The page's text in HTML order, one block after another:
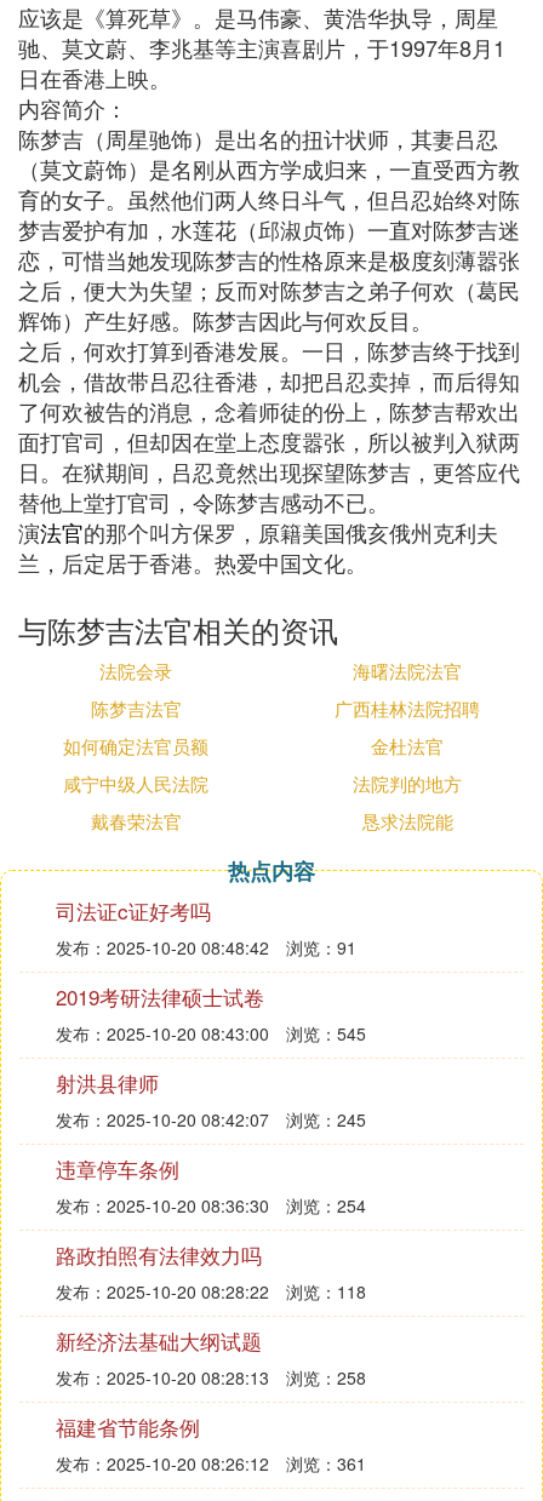
应该是《算死草》。是马伟豪、黄浩华执导，周星
驰、莫文蔚、李兆基等主演喜剧片，于1997年8月1
日在香港上映。
内容简介：
陈梦吉（周星驰饰）是出名的扭计状师，其妻吕忍
（莫文蔚饰）是名刚从西方学成归来，一直受西方教
育的女子。虽然他们两人终日斗气，但吕忍始终对陈
梦吉爱护有加，水莲花（邱淑贞饰）一直对陈梦吉迷
恋，可惜当她发现陈梦吉的性格原来是极度刻薄嚣张
之后，便大为失望；反而对陈梦吉之弟子何欢（葛民
辉饰）产生好感。陈梦吉因此与何欢反目。
之后，何欢打算到香港发展。一日，陈梦吉终于找到
机会，借故带吕忍往香港，却把吕忍卖掉，而后得知
了何欢被告的消息，念着师徒的份上，陈梦吉帮欢出
面打官司，但却因在堂上态度嚣张，所以被判入狱两
日。在狱期间，吕忍竟然出现探望陈梦吉，更答应代
替他上堂打官司，令陈梦吉感动不已。
演法官的那个叫方保罗，原籍美国俄亥俄州克利夫
兰，后定居于香港。热爱中国文化。
与陈梦吉法官相关的资讯
法院会录
海曙法院法官
陈梦吉法官
广西桂林法院招聘
如何确定法官员额
金杜法官
咸宁中级人民法院
法院判的地方
戴春荣法官
恳求法院能
热点内容
司法证c证好考吗
发布：2025-10-20 08:48:42 浏览：91
2019考研法律硕士试卷
发布：2025-10-20 08:43:00 浏览：545
射洪县律师
发布：2025-10-20 08:42:07 浏览：245
违章停车条例
发布：2025-10-20 08:36:30 浏览：254
路政拍照有法律效力吗
发布：2025-10-20 08:28:22 浏览：118
新经济法基础大纲试题
发布：2025-10-20 08:28:13 浏览：258
福建省节能条例
发布：2025-10-20 08:26:12 浏览：361